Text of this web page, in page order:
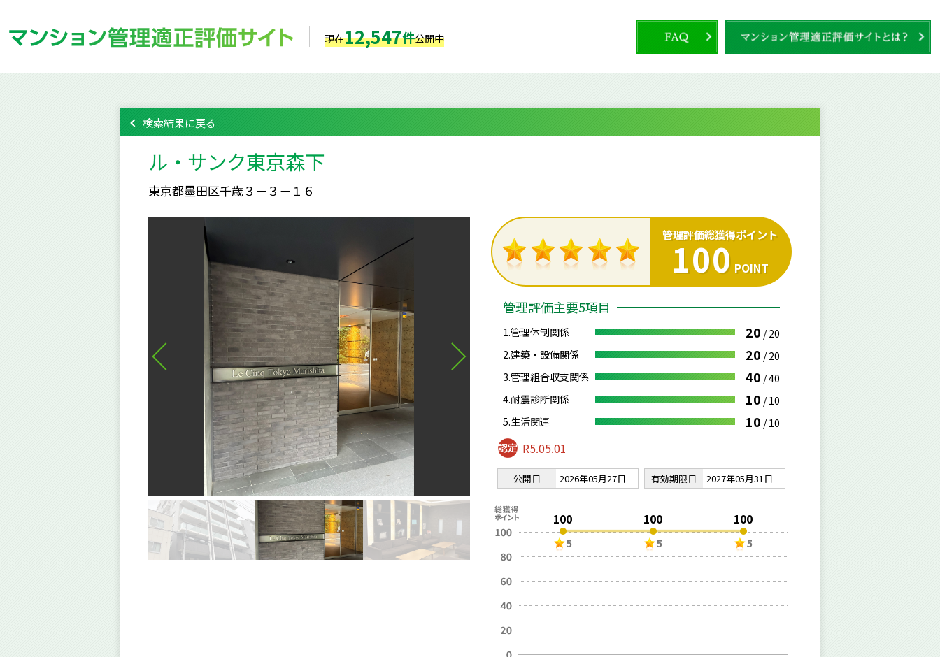
現在12,547件公開中
検索結果に戻る
ル・サンク東京森下
東京都墨田区千歳３－３－１６
管理評価総獲得ポイント
100 POINT
管理評価主要5項目
1.管理体制関係 20 / 20
2.建築・設備関係
20 / 20
3.管理組合収支関係
40 /40
4.耐震診断関係
10 / 10
5.生活関連
10 / 10
R5.05.01
公開日 2026年05月27日 有効期限日 2027年05月31日
100
5
100
5
100
5